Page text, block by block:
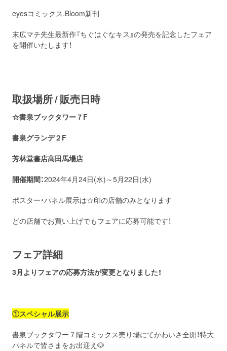
eyesコミックス.Bloom新刊
末広マチ先生最新作『ちぐはぐなキス』の発売を記念したフェア
を開催いたします！
取扱場所 / 販売日時
☆書泉ブックタワー７F
書泉グランデ２F
芳林堂書店高田馬場店
開催期間：2024年4月24日(水)～5月22日(水)
ポスター・パネル展示は☆印の店舗のみとなります
どの店舗でお買い上げでもフェアに応募可能です！
フェア詳細
3月よりフェアの応募方法が変更となりました！
①スペシャル展示
書泉ブックタワー７階コミックス売り場にてかわいさ全開！特大
パネルで皆さまをお出迎え🐶